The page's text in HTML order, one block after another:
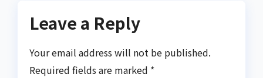
Leave a Reply
Your email address will not be published.
Required fields are marked *